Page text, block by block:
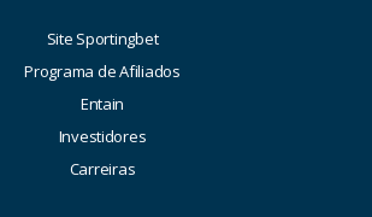
Site Sportingbet
Programa de Afiliados
Entain
Investidores
Carreiras